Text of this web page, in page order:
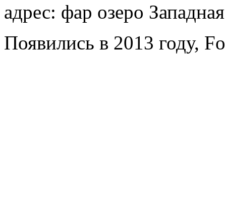
адрес: фар озеро
Появились в 2013 году,